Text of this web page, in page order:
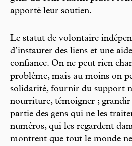
apporté leur soutien.
Le statut de volontaire
d’instaurer des liens et une
confiance. On ne peut rien
problème, mais au moins on
solidarité, fournir du support
nourriture, témoigner ;
partie des gens qui ne les
numéros, qui les regardent
montrent que tout le monde